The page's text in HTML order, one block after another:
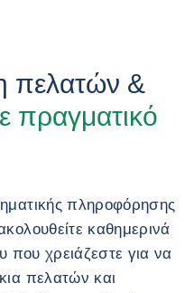
πελατών &
πραγματικό
πληροφόρησης
καθημερινά
που χρειάζεστε για να
πελατών και